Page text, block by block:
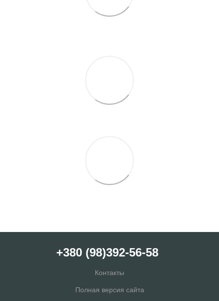
+380 (98)392-56-58
Контакты
Полная версия сайта